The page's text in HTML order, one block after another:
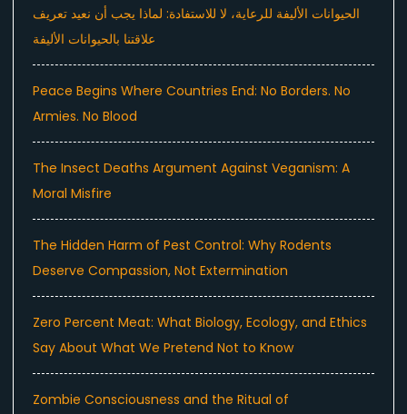
الحيوانات الأليفة للرعاية، لا للاستفادة: لماذا يجب أن نعيد تعريف
علاقتنا بالحيوانات الأليفة
Peace Begins Where Countries End: No Borders. No
Armies. No Blood
The Insect Deaths Argument Against Veganism: A
Moral Misfire
The Hidden Harm of Pest Control: Why Rodents
Deserve Compassion, Not Extermination
Zero Percent Meat: What Biology, Ecology, and Ethics
Say About What We Pretend Not to Know
Zombie Consciousness and the Ritual of